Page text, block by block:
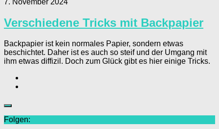
Verschiedene Tricks mit Backpapier
Backpapier ist kein normales Papier, sondern etwas
beschichtet. Daher ist es auch so steif und der Umgang mit
ihm etwas diffizil. Doch zum Glück gibt es hier einige Tricks.
Folgen: